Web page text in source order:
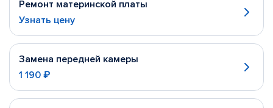
Ремонт материнской платы
Узнать цену
Замена передней камеры
1 190 ₽